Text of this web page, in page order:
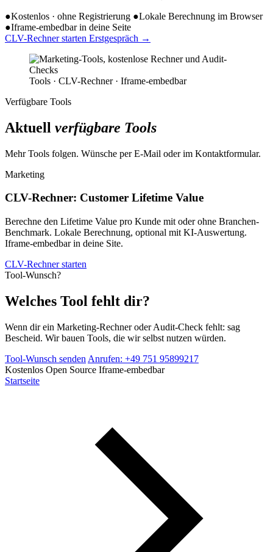
●Kostenlos · ohne Registrierung ●Lokale Berechnung im Browser
●Iframe-embedbar in deine Seite
CLV-Rechner starten Erstgespräch →
Tools · CLV-Rechner · Iframe-embedbar
Verfügbare Tools
Aktuell verfügbare Tools
Mehr Tools folgen. Wünsche per E-Mail oder im Kontaktformular.
Marketing
CLV-Rechner: Customer Lifetime Value
Berechne den Lifetime Value pro Kunde mit oder ohne Branchen-
Benchmark. Lokale Berechnung, optional mit KI-Auswertung.
Iframe-embedbar in deine Site.
CLV-Rechner starten
Tool-Wunsch?
Welches Tool fehlt dir?
Wenn dir ein Marketing-Rechner oder Audit-Check fehlt: sag
Bescheid. Wir bauen Tools, die wir selbst nutzen würden.
Tool-Wunsch senden Anrufen: +49 751 95899217
Kostenlos Open Source Iframe-embedbar
Startseite